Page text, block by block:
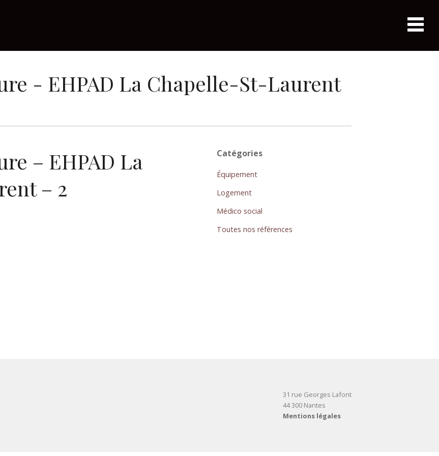
- EHPAD La Chapelle-St-Laurent
– EHPAD La
– 2
Catégories
Équipement
Logement
Médico social
Toutes nos références
31 rue Georges Lafont
44 300 Nantes
Mentions légales